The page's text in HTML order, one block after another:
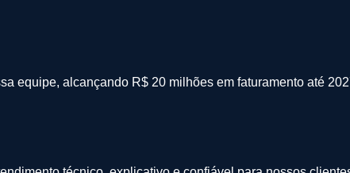
equipe, alcançando R$ 20 milhões em faturamento até